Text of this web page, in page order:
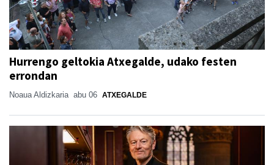
Hurrengo geltokia Atxegalde, udako festen
errondan
Noaua Aldizkaria abu 06 ATXEGALDE